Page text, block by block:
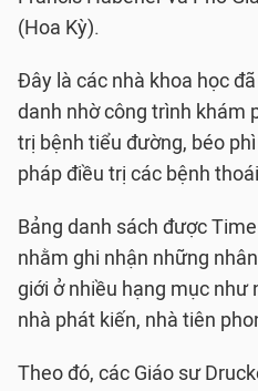
(Hoa Kỳ).
Đây là các nhà khoa học
danh nhờ công trình khám
trị bệnh tiểu đường, béo
pháp điều trị các bệnh
Bảng danh sách được
nhằm ghi nhận những
giới ở nhiều hạng mục như
nhà phát kiến, nhà tiên
Theo đó, các Giáo sư